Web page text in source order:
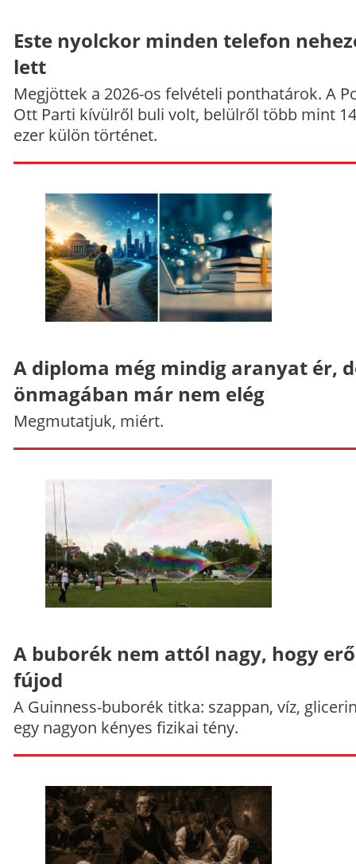
Este nyolckor minden telefon
lett
Megjöttek a 2026-os felvételi ponthatárok. A
Ott Parti kívülről buli volt, belülről több mint
ezer külön történet.
A diploma még mindig aranyat ér,
önmagában már nem elég
Megmutatjuk, miért.
A buborék nem attól nagy, hogy
fújod
A Guinness-buborék titka: szappan, víz,
egy nagyon kényes fizikai tény.